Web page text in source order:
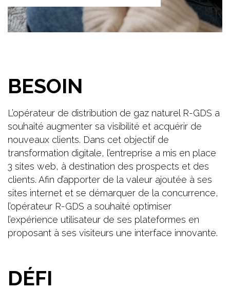
BESOIN
L’opérateur de distribution de gaz naturel R-GDS a
souhaité augmenter sa visibilité et acquérir de
nouveaux clients. Dans cet objectif de
transformation digitale, l’entreprise a mis en place
3 sites web, à destination des prospects et des
clients. Afin d’apporter de la valeur ajoutée à ses
sites internet et se démarquer de la concurrence,
l’opérateur R-GDS a souhaité optimiser
l’expérience utilisateur de ses plateformes en
proposant à ses visiteurs une interface innovante.
DÉFI